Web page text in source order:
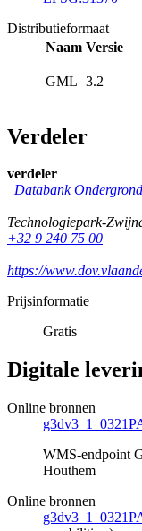
Distributieformaat
Naam Versie
GML 3.2
Verdeler
verdeler
Databank
Technologiepark-
+32 9 240 75 00
https://
Prijsinformatie
Gratis
Digitale
Online bronnen
WMS-endpoint
Houthem
Online bronnen